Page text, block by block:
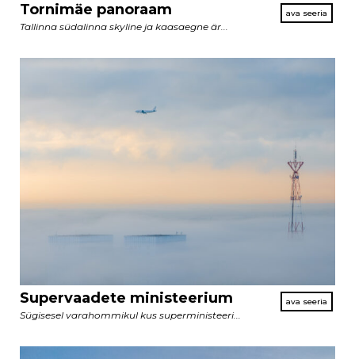
Tornimäe panoraam
Tallinna südalinna skyline ja kaasaegne är...
Supervaadete ministeerium
Sügisesel varahommikul kus superministeeri...